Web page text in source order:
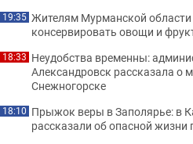
19:35 Жителям Мурманской
консервировать овощи и
18:33 Неудобства временны:
Александровск рассказала о
Снежногорске
18:10 Прыжок веры в Заполярье: в
рассказали об опасной жизни